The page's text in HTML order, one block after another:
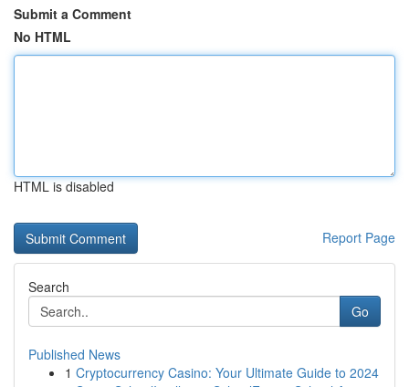
Submit a Comment
No HTML
HTML is disabled
Report Page
Search
Go
Published News
1 Cryptocurrency Casino: Your Ultimate Guide to 2024